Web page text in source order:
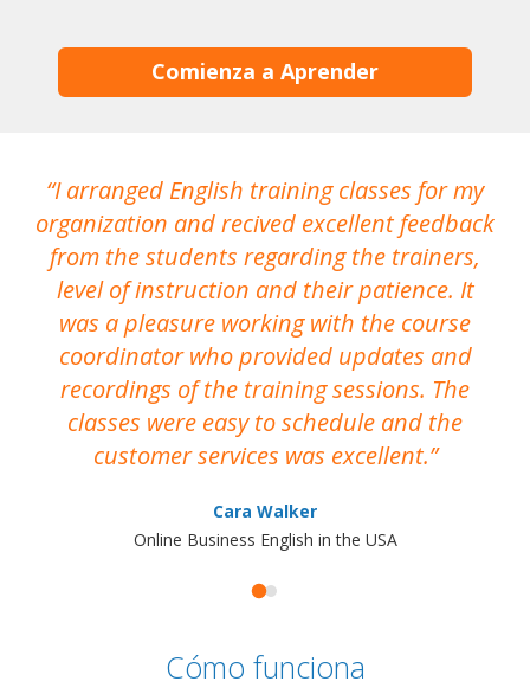
Comienza a Aprender
I arranged English training classes for my
organization and recived excellent feedback
from the students regarding the trainers,
level of instruction and their patience. It
was a pleasure working with the course
coordinator who provided updates and
recordings of the training sessions. The
classes were easy to schedule and the
customer services was excellent.
Cara Walker
Online Business English in the USA
Cómo funciona